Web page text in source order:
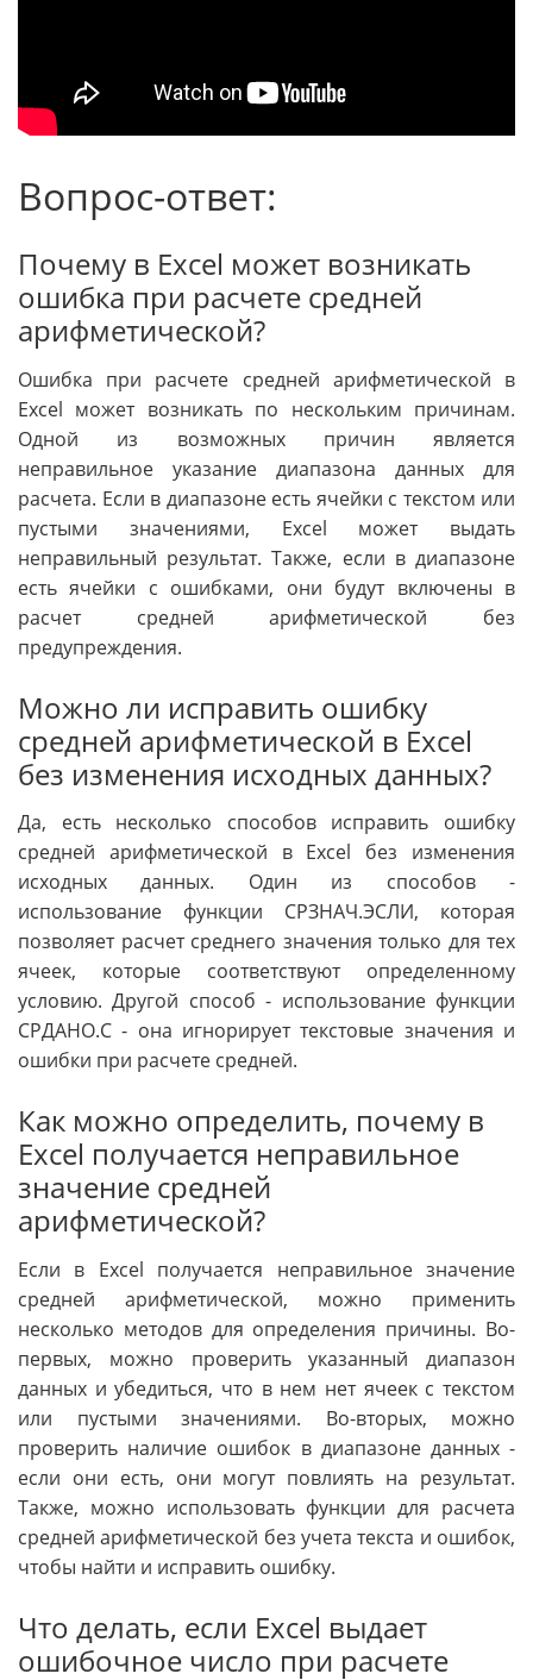
Вопрос-ответ:
Почему в Excel может возникать
ошибка при расчете средней
арифметической?
Ошибка при расчете средней арифметической в
Excel может возникать по нескольким причинам.
Одной из возможных причин является
неправильное указание диапазона данных для
расчета. Если в диапазоне есть ячейки с текстом или
пустыми значениями, Excel может выдать
неправильный результат. Также, если в диапазоне
есть ячейки с ошибками, они будут включены в
расчет средней арифметической без
предупреждения.
Можно ли исправить ошибку
средней арифметической в Excel
без изменения исходных данных?
Да, есть несколько способов исправить ошибку
средней арифметической в Excel без изменения
исходных данных. Один из способов -
использование функции СРЗНАЧ.ЭСЛИ, которая
позволяет расчет среднего значения только для тех
ячеек, которые соответствуют определенному
условию. Другой способ - использование функции
СРДАНО.С - она игнорирует текстовые значения и
ошибки при расчете средней.
Как можно определить, почему в
Excel получается неправильное
значение средней
арифметической?
Если в Excel получается неправильное значение
средней арифметической, можно применить
несколько методов для определения причины. Во-
первых, можно проверить указанный диапазон
данных и убедиться, что в нем нет ячеек с текстом
или пустыми значениями. Во-вторых, можно
проверить наличие ошибок в диапазоне данных -
если они есть, они могут повлиять на результат.
Также, можно использовать функции для расчета
средней арифметической без учета текста и ошибок,
чтобы найти и исправить ошибку.
Что делать, если Excel выдает
ошибочное число при расчете